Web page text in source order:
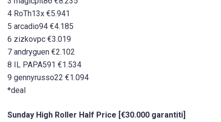
4 RoTh13x €5.941
5 arcadio94 €4.185
6 zizkovpc €3.019
7 andryguen €2.102
8 IL PAPA591 €1.534
9 gennyrusso22 €1.094
*deal
Sunday High Roller Half Price [€30.000 garantiti]